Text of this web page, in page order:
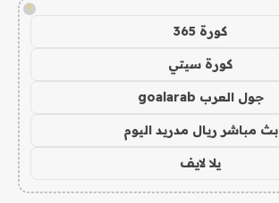
!
كورة 365
كورة سيتي
جول العرب goalarab
بث مباشر ريال مدريد اليوم
يلا لايف